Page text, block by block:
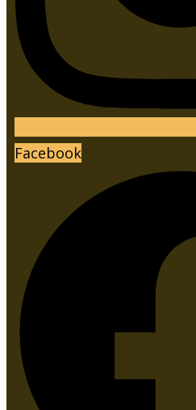
Facebook